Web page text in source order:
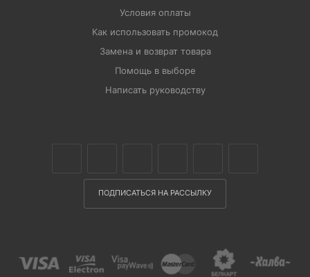
Условия оплаты
Как использовать промокод
Замена и возврат товара
Помощь в выборе
Написать руководству
ПОДПИСАТЬСЯ НА РАССЫЛКУ